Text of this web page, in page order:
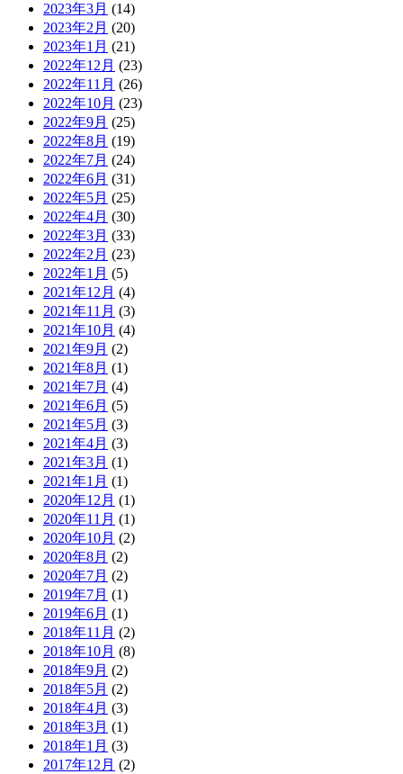
2023年3月 (14)
2023年2月 (20)
2023年1月 (21)
2022年12月 (23)
2022年11月 (26)
2022年10月 (23)
2022年9月 (25)
2022年8月 (19)
2022年7月 (24)
2022年6月 (31)
2022年5月 (25)
2022年4月 (30)
2022年3月 (33)
2022年2月 (23)
2022年1月 (5)
2021年12月 (4)
2021年11月 (3)
2021年10月 (4)
2021年9月 (2)
2021年8月 (1)
2021年7月 (4)
2021年6月 (5)
2021年5月 (3)
2021年4月 (3)
2021年3月 (1)
2021年1月 (1)
2020年12月 (1)
2020年11月 (1)
2020年10月 (2)
2020年8月 (2)
2020年7月 (2)
2019年7月 (1)
2019年6月 (1)
2018年11月 (2)
2018年10月 (8)
2018年9月 (2)
2018年5月 (2)
2018年4月 (3)
2018年3月 (1)
2018年1月 (3)
2017年12月 (2)